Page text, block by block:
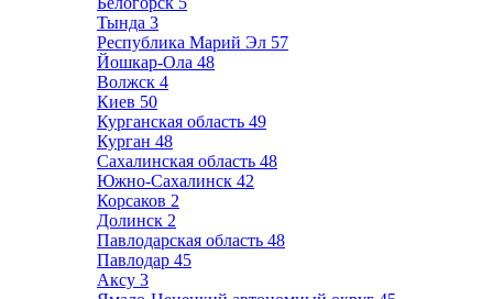
Тында 3
Республика Марий Эл 57
Йошкар-Ола 48
Волжск 4
Киев 50
Курганская область 49
Курган 48
Сахалинская область 48
Южно-Сахалинск 42
Корсаков 2
Долинск 2
Павлодарская область 48
Павлодар 45
Аксу 3